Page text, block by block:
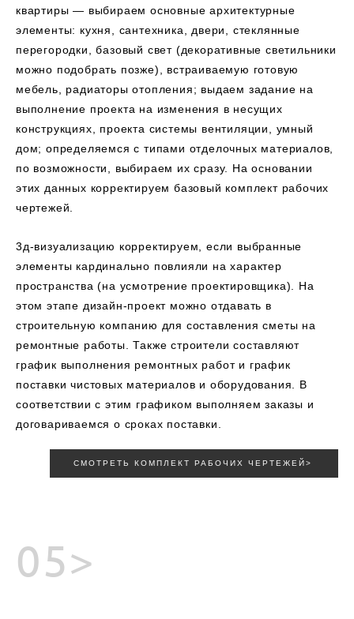
квартиры — выбираем основные архитектурные
элементы: кухня, сантехника, двери, стеклянные
перегородки, базовый свет (декоративные светильники
можно подобрать позже), встраиваемую готовую
мебель, радиаторы отопления; выдаем задание на
выполнение проекта на изменения в несущих
конструкциях, проекта системы вентиляции, умный
дом; определяемся с типами отделочных материалов,
по возможности, выбираем их сразу. На основании
этих данных корректируем базовый комплект рабочих
чертежей.
3д-визуализацию корректируем, если выбранные
элементы кардинально повлияли на характер
пространства (на усмотрение проектировщика). На
этом этапе дизайн-проект можно отдавать в
строительную компанию для составления сметы на
ремонтные работы. Также строители составляют
график выполнения ремонтных работ и график
поставки чистовых материалов и оборудования. В
соответствии с этим графиком выполняем заказы и
договариваемся о сроках поставки.
СМОТРЕТЬ КОМПЛЕКТ РАБОЧИХ ЧЕРТЕЖЕЙ>
05>